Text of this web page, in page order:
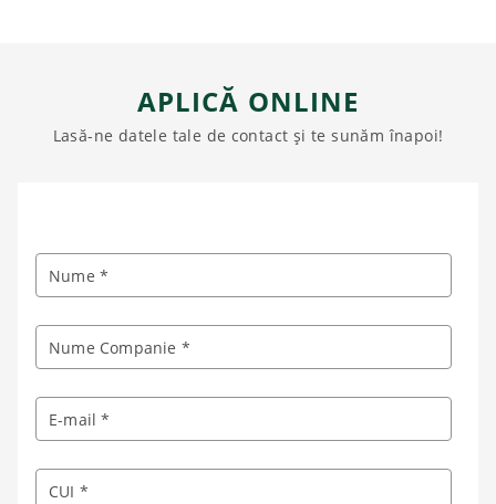
APLICĂ ONLINE
Lasă-ne datele tale de contact și te sunăm înapoi!
Nume *
Nume Companie *
E-mail *
CUI *